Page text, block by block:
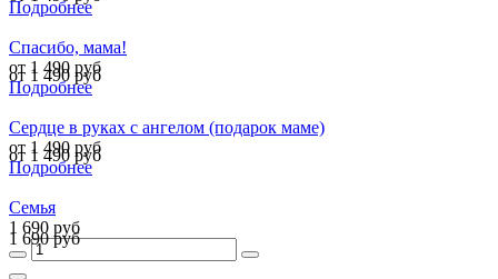
Подробнее
Спасибо, мама!
от 1 490 руб
от 1 490 руб
Подробнее
Сердце в руках с ангелом (подарок маме)
от 1 490 руб
от 1 490 руб
Подробнее
Семья
1 690 руб
1 690 руб